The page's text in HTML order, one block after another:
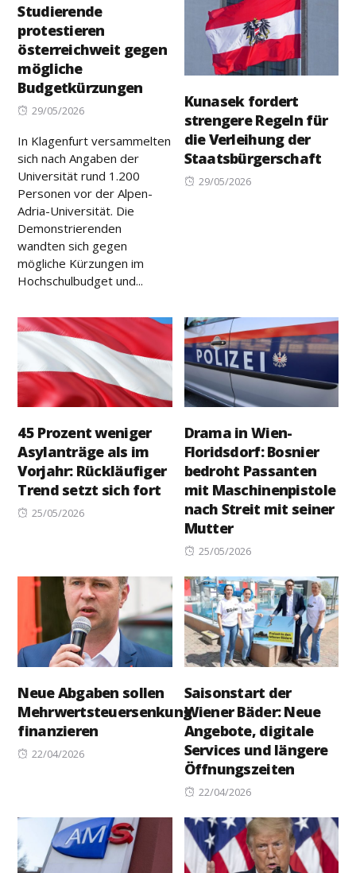
Studierende
protestieren
österreichweit gegen
mögliche
Budgetkürzungen
Posted
29/05/2026
In Klagenfurt versammelten
sich nach Angaben der
Universität rund 1.200
Personen vor der Alpen-
Adria-Universität. Die
Demonstrierenden
wandten sich gegen
mögliche Kürzungen im
Hochschulbudget und...
Kunasek fordert
strengere Regeln für
die Verleihung der
Staatsbürgerschaft
Posted
29/05/2026
45 Prozent weniger
Asylanträge als im
Vorjahr: Rückläufiger
Trend setzt sich fort
Posted
25/05/2026
Drama in Wien-
Floridsdorf: Bosnier
bedroht Passanten
mit Maschinenpistole
nach Streit mit seiner
Mutter
Posted
25/05/2026
Neue Abgaben sollen
Mehrwertsteuersenkung
finanzieren
Posted
22/04/2026
Saisonstart der
Wiener Bäder: Neue
Angebote, digitale
Services und längere
Öffnungszeiten
Posted
22/04/2026